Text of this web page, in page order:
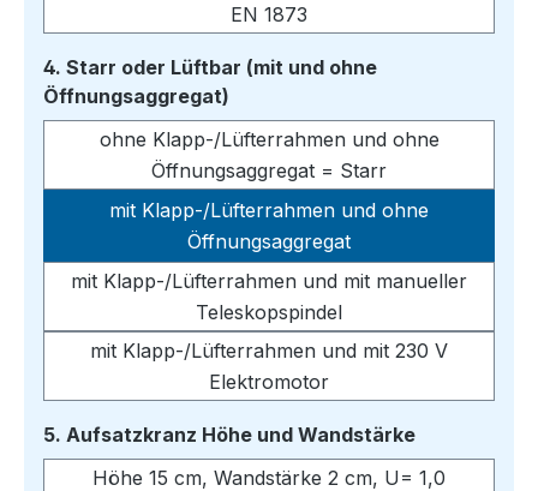
EN 1873
4. Starr oder Lüftbar (mit und ohne
Öffnungsaggregat)
ohne Klapp-/Lüfterrahmen und ohne
Öffnungsaggregat = Starr
mit Klapp-/Lüfterrahmen und ohne
Öffnungsaggregat
mit Klapp-/Lüfterrahmen und mit manueller
Teleskopspindel
mit Klapp-/Lüfterrahmen und mit 230 V
Elektromotor
5. Aufsatzkranz Höhe und Wandstärkeauswählen
Höhe 15 cm, Wandstärke 2 cm, U= 1,0